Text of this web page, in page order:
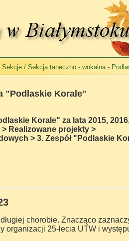
Sekcje / Sekcja taneczno - wokalna -
"Podlaskie Korale"
Korale" za lata 2015,
Realizowane projekty >
> 3. Zespół "Podlaskie
chorobie. Znacząco
organizacji 25-lecia UTW i